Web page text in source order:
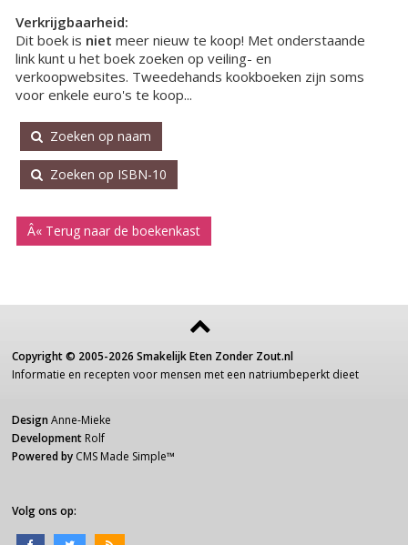
Verkrijgbaarheid:
Dit boek is niet meer nieuw te koop! Met onderstaande
link kunt u het boek zoeken op veiling- en
verkoopwebsites. Tweedehands kookboeken zijn soms
voor enkele euro's te koop...
Zoeken op naam
Zoeken op ISBN-10
Â« Terug naar de boekenkast
Copyright © 2005-2026 Smakelijk Eten Zonder Zout.nl
Informatie en recepten voor mensen met een natriumbeperkt dieet
Design Anne-Mieke
Development Rolf
Powered by CMS Made Simple™
Volg ons op: